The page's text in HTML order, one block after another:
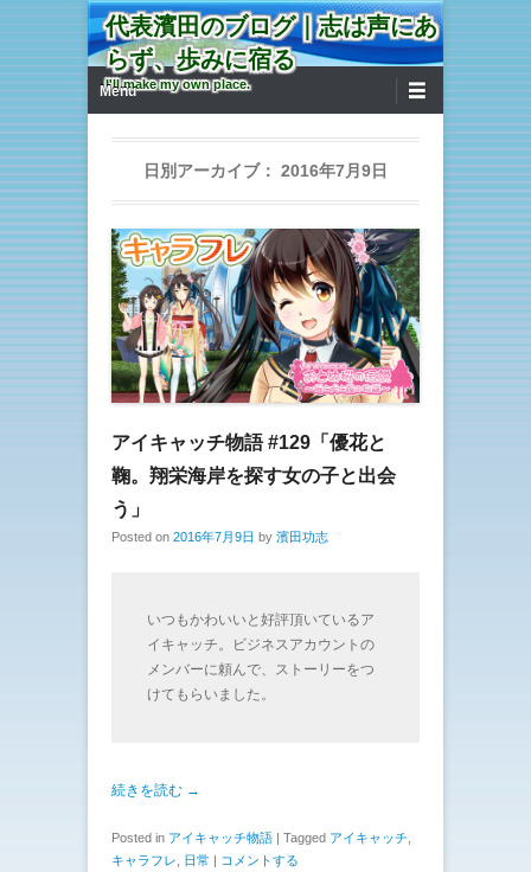
代表濱田のブログ｜志は声にあ
らず、歩みに宿る
I'll make my own place.
第1メニュー
コンテンツへ移動
Menu
日別アーカイブ： 2016年7月9日
アイキャッチ物語 #129「優花と
鞠。翔栄海岸を探す女の子と出会
う」
Posted on 2016年7月9日 by 濱田功志
いつもかわいいと好評頂いているア
イキャッチ。ビジネスアカウントの
メンバーに頼んで、ストーリーをつ
けてもらいました。
続きを読む →
Posted in アイキャッチ物語 | Tagged アイキャッチ
キャラフレ
日常 | コメントする